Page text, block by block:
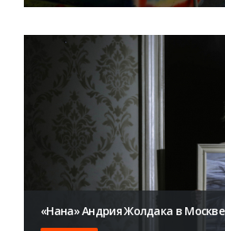
«Нана» Андрия Жолдака в Москве